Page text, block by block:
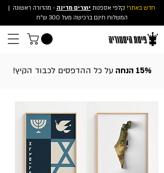
חדש באתר! קלפי אספנות יוצרים מדינה - מהדורה ראשונה |
המשלוח חינם ברכישה מעל 300 ש"ח
15% הנחה על כל ההדפסים לכבוד הקיץ!